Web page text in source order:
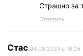
Страшно за
Ответить
Стас 04.08.2024 в 16:26